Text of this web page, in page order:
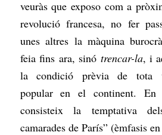
veuràs que exposo com a
revolució francesa, no fer
unes altres la màquina
feia fins ara, sinó trencar-la, i
la condició prèvia de tota
popular en el continent. En
consisteix la temptativa
camarades de París” (èmfasis